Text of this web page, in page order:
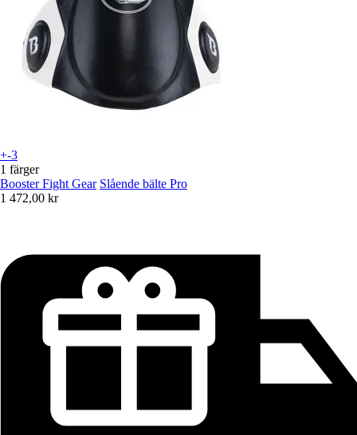
+-3
1 färger
Booster Fight Gear Slående bälte Pro
1 472,00 kr